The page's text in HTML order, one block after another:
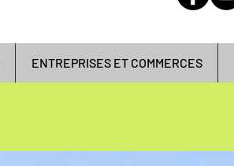
ENTREPRISES ET COMMERCES